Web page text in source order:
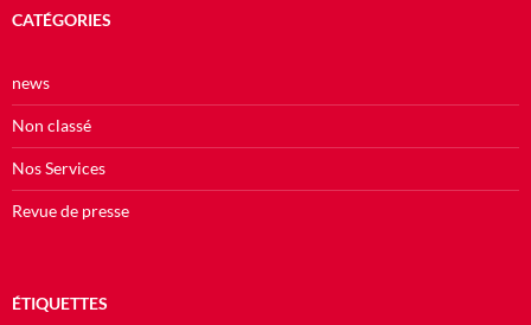
CATÉGORIES
news
Non classé
Nos Services
Revue de presse
ÉTIQUETTES